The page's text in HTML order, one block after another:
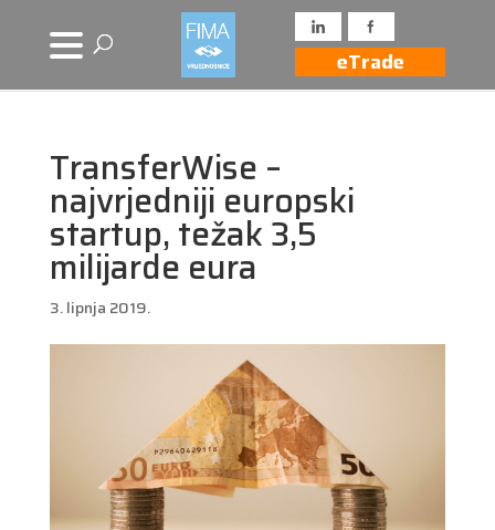
eTrade
TransferWise –
najvrjedniji europski
startup, težak 3,5
milijarde eura
3. lipnja 2019.